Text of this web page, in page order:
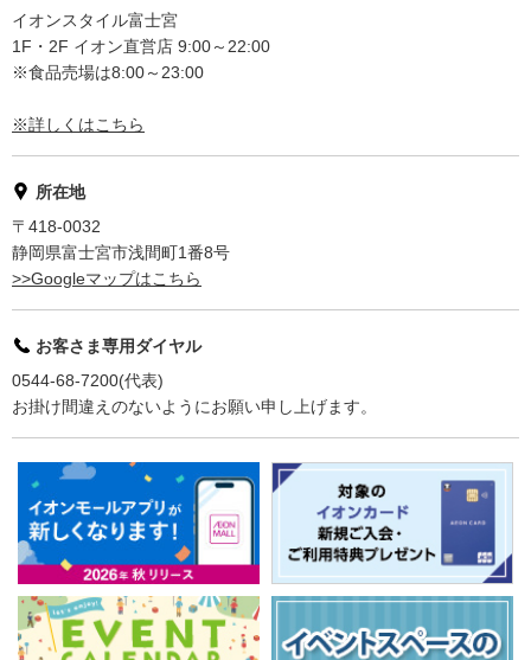
イオンスタイル富士宮
1F・2F イオン直営店 9:00～22:00
※食品売場は8:00～23:00
※詳しくはこちら
所在地
〒418-0032
静岡県富士宮市浅間町1番8号
>>Googleマップはこちら
お客さま専用ダイヤル
0544-68-7200(代表)
お掛け間違えのないようにお願い申し上げます。